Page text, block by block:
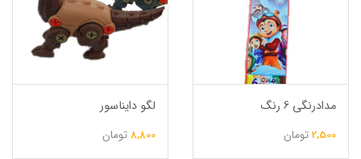
مدادرنگی 6 رنگ
2,500تومان
لگو دایناسور
8,800تومان